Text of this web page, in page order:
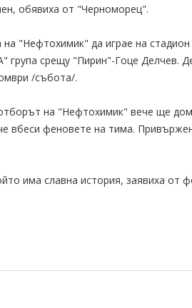
обявиха от "Черноморец".
"Нефтохимик" да играе на
група срещу "Пирин"-Гоце Делчев.
/събота/.
на "Нефтохимик" вече ще
вбеси феновете на тима.
има славна история, заявиха от